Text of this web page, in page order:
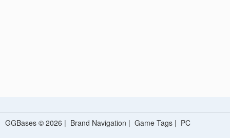
GGBases © 2026 | Brand Navigation | Game Tags | PC